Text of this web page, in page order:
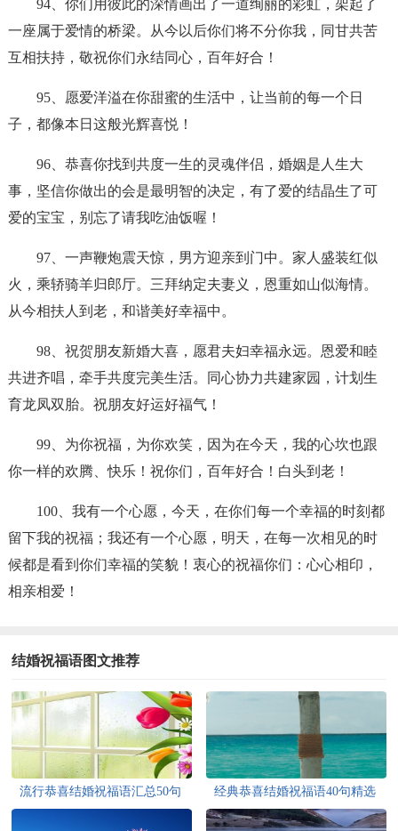
94、你们用彼此的深情画出了一道绚丽的彩虹，架起了
一座属于爱情的桥梁。从今以后你们将不分你我，同甘共苦
互相扶持，敬祝你们永结同心，百年好合！
95、愿爱洋溢在你甜蜜的生活中，让当前的每一个日
子，都像本日这般光辉喜悦！
96、恭喜你找到共度一生的灵魂伴侣，婚姻是人生大
事，坚信你做出的会是最明智的决定，有了爱的结晶生了可
爱的宝宝，别忘了请我吃油饭喔！
97、一声鞭炮震天惊，男方迎亲到门中。家人盛装红似
火，乘轿骑羊归郎厅。三拜纳定夫妻义，恩重如山似海情。
从今相扶人到老，和谐美好幸福中。
98、祝贺朋友新婚大喜，愿君夫妇幸福永远。恩爱和睦
共进齐唱，牵手共度完美生活。同心协力共建家园，计划生
育龙凤双胎。祝朋友好运好福气！
99、为你祝福，为你欢笑，因为在今天，我的心坎也跟
你一样的欢腾、快乐！祝你们，百年好合！白头到老！
100、我有一个心愿，今天，在你们每一个幸福的时刻都
留下我的祝福；我还有一个心愿，明天，在每一次相见的时
候都是看到你们幸福的笑貌！衷心的祝福你们：心心相印，
相亲相爱！
结婚祝福语图文推荐
流行恭喜结婚祝福语汇总50句 经典恭喜结婚祝福语40句精选